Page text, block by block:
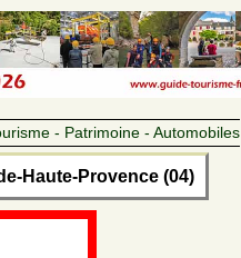
- Patrimoine - Automobiles
Haute-Provence (04)